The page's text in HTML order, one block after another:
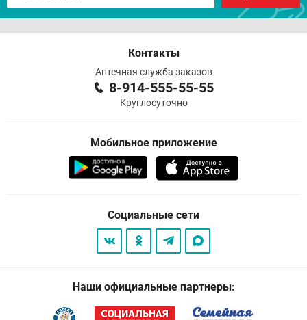
Контакты
Аптечная служба заказов
8-914-555-55-55
Круглосуточно
Мобильное приложение
Социальные сети
Наши официальные партнеры: